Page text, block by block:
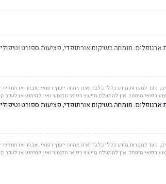
מומחה בשיקום אורתופדי, פציעות ספורט
נועד למטרות מידע כללי בלבד ואינו מהווה ייעוץ רפואי, אבחון או
מוסמך. אין להתעלם מייעוץ רפואי מקצועי ואין להימנע או
מומחה בשיקום אורתופדי, פציעות ספורט
נועד למטרות מידע כללי בלבד ואינו מהווה ייעוץ רפואי, אבחון או
מוסמך. אין להתעלם מייעוץ רפואי מקצועי ואין להימנע או